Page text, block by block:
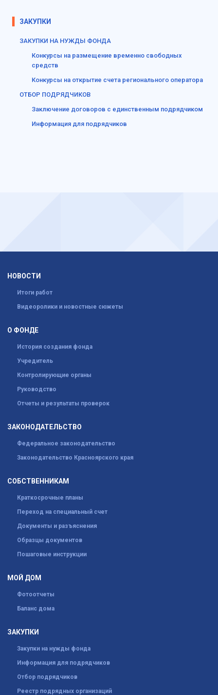
ЗАКУПКИ
ЗАКУПКИ НА НУЖДЫ ФОНДА
Конкурсы на размещение временно свободных
средств
Конкурсы на открытие счета регионального оператора
ОТБОР ПОДРЯДЧИКОВ
Заключение договоров с единственным подрядчиком
Информация для подрядчиков
НОВОСТИ
Итоги работ
Видеоролики и новостные сюжеты
О ФОНДЕ
История создания фонда
Учредитель
Контролирующие органы
Руководство
Отчеты и результаты проверок
ЗАКОНОДАТЕЛЬСТВО
Федеральное законодательство
Законодательство Красноярского края
СОБСТВЕННИКАМ
Краткосрочные планы
Переход на специальный счет
Документы и разъяснения
Образцы документов
Пошаговые инструкции
МОЙ ДОМ
Фотоотчеты
Баланс дома
ЗАКУПКИ
Закупки на нужды фонда
Информация для подрядчиков
Отбор подрядчиков
Реестр подрядных организаций